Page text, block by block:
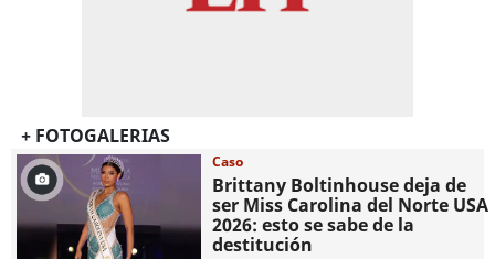
+ FOTOGALERIAS
Caso
Brittany Boltinhouse deja de
ser Miss Carolina del Norte USA
2026: esto se sabe de la
destitución